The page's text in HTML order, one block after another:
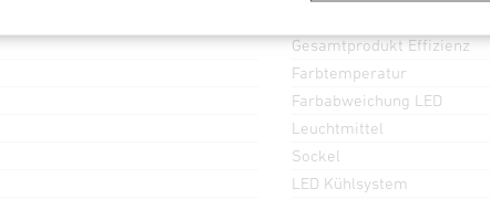
Gesamtprodukt Effizienz
Farbtemperatur
Farbabweichung LED
Leuchtmittel
Sockel
LED Kühlsystem